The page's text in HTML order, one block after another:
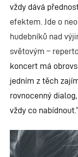
vždy dává
efektem. Jde o
hudebníků nad
světovým –
koncert má
jedním z těch
rovnocenný
vždy co nabídnout.“